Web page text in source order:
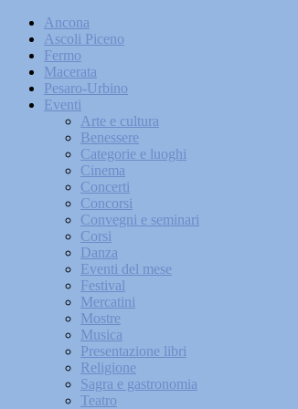
Ancona
Ascoli Piceno
Fermo
Macerata
Pesaro-Urbino
Eventi
Arte e cultura
Benessere
Categorie e luoghi
Cinema
Concerti
Concorsi
Convegni e seminari
Corsi
Danza
Eventi del mese
Festival
Mercatini
Mostre
Musica
Presentazione libri
Religione
Sagra e gastronomia
Teatro